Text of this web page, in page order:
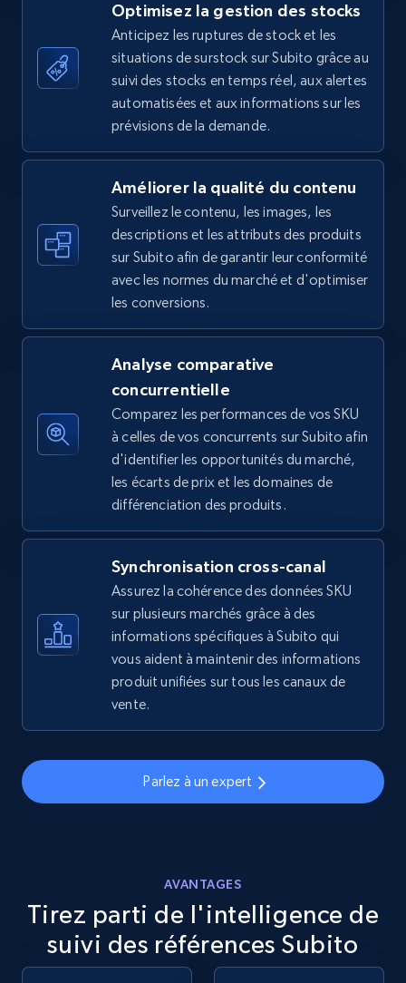
TikTok Shop - discover records by shop url
URL, Title, Available, Description, Currency, Initial
price, Final price, Discount percent, and more.
Amazon sellers info
Seller id, URL, Seller name, Description, Detailed
info, Stars, Feedbacks, Return policy, and more.
2.5K+ 378+ Commencer
eBay
URL, Product id, Title, Seller name, Seller rating,
Seller reviews, Breadcrumbs, Root category, and
2.5K+ 359+ Commencer
eBay - Gather data on products using
specified keywords
URL, Product id, Title, Seller name, Seller rating,
Seller reviews, Breadcrumbs, Root category, and
URL, Product id, Title, Seller name, Seller rating,
Seller reviews, Breadcrumbs, Root category, and
more.
Optimisez la gestion des stocks
Anticipez les ruptures de stock et les
situations de surstock sur Subito grâce au
suivi des stocks en temps réel, aux alertes
automatisées et aux informations sur les
prévisions de la demande.
Améliorer la qualité du contenu
Surveillez le contenu, les images, les
descriptions et les attributs des produits
sur Subito afin de garantir leur conformité
avec les normes du marché et d'optimiser
les conversions.
Analyse comparative
concurrentielle
Comparez les performances de vos SKU
à celles de vos concurrents sur Subito afin
d'identifier les opportunités du marché,
les écarts de prix et les domaines de
différenciation des produits.
Synchronisation cross-canal
Assurez la cohérence des données SKU
sur plusieurs marchés grâce à des
informations spécifiques à Subito qui
vous aident à maintenir des informations
produit unifiées sur tous les canaux de
vente.
Parlez à un expert
AVANTAGES
Tirez parti de l'intelligence de
suivi des références Subito